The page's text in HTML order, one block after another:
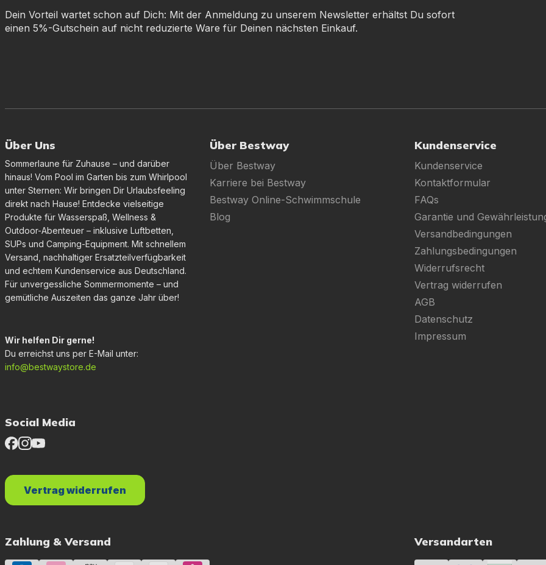
Dein Vorteil wartet schon auf Dich: Mit der Anmeldung zu unserem Newsletter erhältst Du sofort
einen 5%-Gutschein auf nicht reduzierte Ware für Deinen nächsten Einkauf.
Über Uns
Sommerlaune für Zuhause – und darüber
hinaus! Vom Pool im Garten bis zum Whirlpool
unter Sternen: Wir bringen Dir Urlaubsfeeling
direkt nach Hause! Entdecke vielseitige
Produkte für Wasserspaß, Wellness &
Outdoor-Abenteuer – inklusive Luftbetten,
SUPs und Camping-Equipment. Mit schnellem
Versand, nachhaltiger Ersatzteilverfügbarkeit
und echtem Kundenservice aus Deutschland.
Für unvergessliche Sommermomente – und
gemütliche Auszeiten das ganze Jahr über!
Wir helfen Dir gerne!
Du erreichst uns per E-Mail unter:
info@bestwaystore.de
Über Bestway
Über Bestway
Karriere bei Bestway
Bestway Online-Schwimmschule
Blog
Kundenservice
Kundenservice
Kontaktformular
FAQs
Garantie und
Versandbedingungen
Zahlungsbedingungen
Widerrufsrecht
Vertrag widerrufen
AGB
Datenschutz
Impressum
Social Media
Zahlung & Versand Versandarten
Vertrag widerrufen